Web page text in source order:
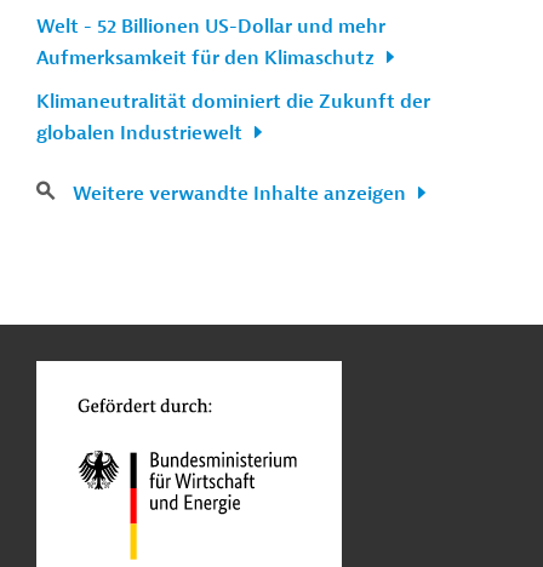
Welt - 52 Billionen US-Dollar und mehr
Aufmerksamkeit für den Klimaschutz
Klimaneutralität dominiert die Zukunft der
globalen Industriewelt
Weitere verwandte Inhalte anzeigen